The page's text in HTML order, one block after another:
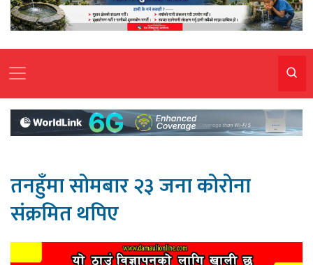
तनहुँमा सोमबार २३ जना कोरोना
संक्रमित थपिए